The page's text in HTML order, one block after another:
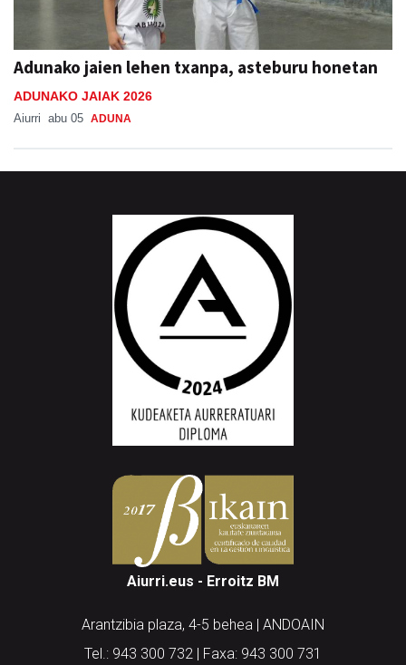
Adunako jaien lehen txanpa, asteburu honetan
ADUNAKO JAIAK 2026
Aiurri abu 05 ADUNA
Aiurri.eus - Erroitz BM
Arantzibia plaza, 4-5 behea | ANDOAIN
Tel.: 943 300 732 | Faxa: 943 300 731